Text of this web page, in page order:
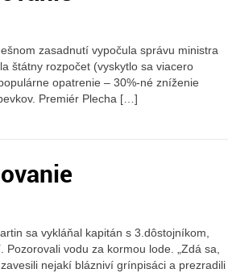
zasadnutí vypočula správu ministra
štátny rozpočet (vyskytlo sa viacero
opatrenie – 30%-né zníženie
Premiér Plecha […]
sa vykláňal kapitán s 3.dôstojníkom,
vodu za kormou lode. „Zdá sa,
nejakí blázniví grínpisáci a prezradili